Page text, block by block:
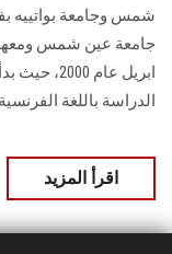
شمس وجامعة بواتييه
جامعة عين شمس ومعهد
الدراسة باللغة الفرنسية
اقرأ المزيد